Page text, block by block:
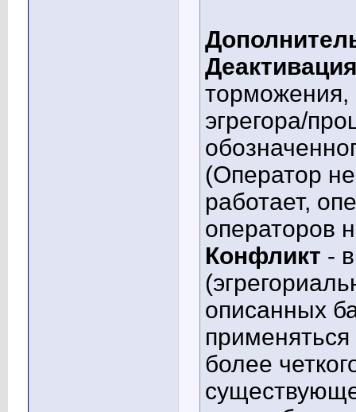
торможения,
эгрегора/
(Оператор
работает,
операторов
Конфликт -
описанных
более